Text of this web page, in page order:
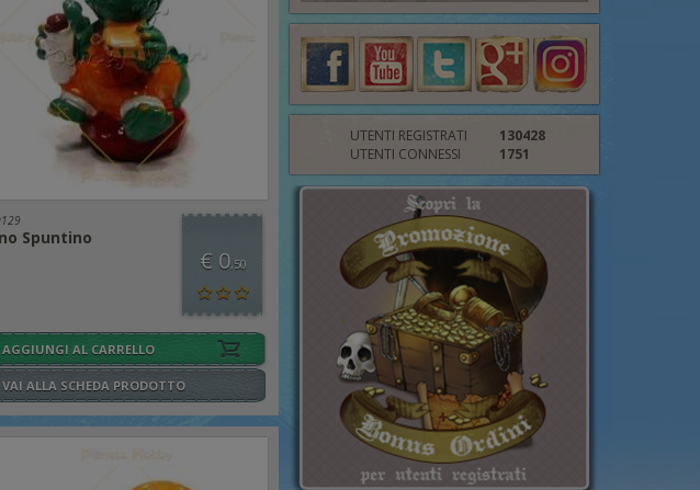
Spuntino
€ 0,50
AGGIUNGI AL CARRELLO
VAI ALLA SCHEDA PRODOTTO
UTENTI REGISTRATI
130428
UTENTI CONNESSI
1751